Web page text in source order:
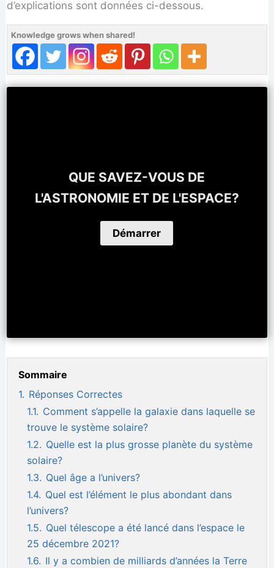
d’explications sont données ci-dessous.
Knowledge grows when shared!
QUE SAVEZ-VOUS DE
L'ASTRONOMIE ET DE L'ESPACE?
Sommaire
1. Réponses Correctes
1.1. Comment s’appelle la galaxie dans laquelle se
trouve le système solaire?
1.2. Quelle est la plus grosse planète du système
solaire?
1.3. Quel âge a l’univers?
1.4. Quel est l’élément le plus abondant dans
l’univers?
1.5. Quel télescope a été lancé dans l’espace le
25 décembre 2021?
1.6. Il y a combien de milliards d’années la Terre